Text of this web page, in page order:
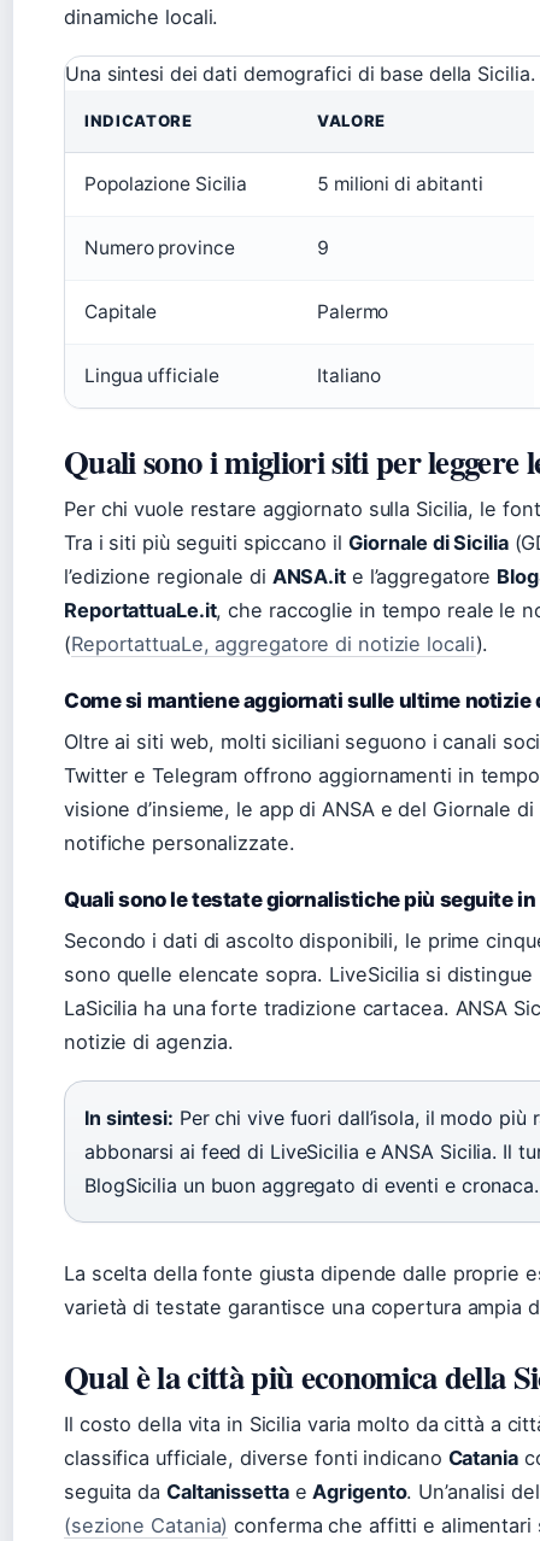
dinamiche locali.
Una sintesi dei dati demografici di base della Sicilia.
INDICATORE VALORE
Popolazione Sicilia 5 milioni di abitanti
Numero province 9
Capitale Palermo
Lingua ufficiale Italiano
Quali sono i migliori siti per leggere
Per chi vuole restare aggiornato sulla Sicilia, le
Tra i siti più seguiti spiccano il Giornale di Sicilia
l’edizione regionale di ANSA.ite l’aggregatore
ReportattuaLe.it, che raccoglie in tempo reale le
(ReportattuaLe, aggregatore di notizie locali).
Come si mantiene aggiornati sulle ultime notizie
Oltre ai siti web, molti siciliani seguono i canali
Twitter e Telegram offrono aggiornamenti in
visione d’insieme, le app di ANSA e del Giornale
notifiche personalizzate.
Quali sono le testate giornalistiche più seguite in
Secondo i dati di ascolto disponibili, le prime
sono quelle elencate sopra. LiveSicilia si
LaSicilia ha una forte tradizione cartacea. ANSA
notizie di agenzia.
In sintesi: Per chi vive fuori dall’isola, il modo più
abbonarsi ai feed di LiveSicilia e ANSA Sicilia. Il
BlogSicilia un buon aggregato di eventi e cronaca.
La scelta della fonte giusta dipende dalle proprie
varietà di testate garantisce una copertura ampia
Qual è la città più economica della
Il costo della vita in Sicilia varia molto da città a
classifica ufficiale, diverse fonti indicano Catania
seguita da CaltanissettaeAgrigento. Un’analisi
(sezione Catania) conferma che affitti e